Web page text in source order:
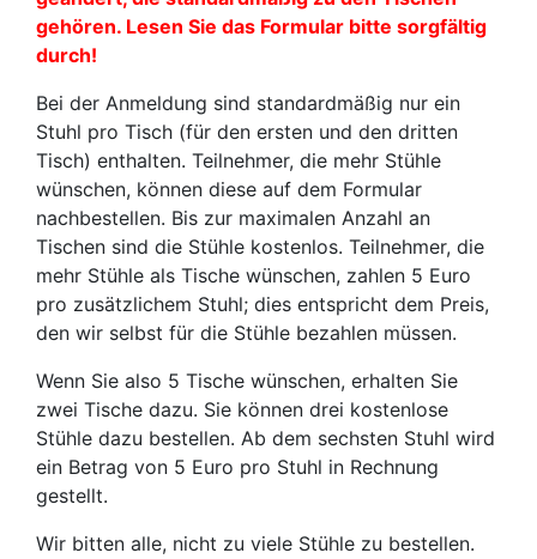
gehören. Lesen Sie das Formular bitte sorgfältig
durch!
Bei der Anmeldung sind standardmäßig nur ein
Stuhl pro Tisch (für den ersten und den dritten
Tisch) enthalten. Teilnehmer, die mehr Stühle
wünschen, können diese auf dem Formular
nachbestellen. Bis zur maximalen Anzahl an
Tischen sind die Stühle kostenlos. Teilnehmer, die
mehr Stühle als Tische wünschen, zahlen 5 Euro
pro zusätzlichem Stuhl; dies entspricht dem Preis,
den wir selbst für die Stühle bezahlen müssen.
Wenn Sie also 5 Tische wünschen, erhalten Sie
zwei Tische dazu. Sie können drei kostenlose
Stühle dazu bestellen. Ab dem sechsten Stuhl wird
ein Betrag von 5 Euro pro Stuhl in Rechnung
gestellt.
Wir bitten alle, nicht zu viele Stühle zu bestellen.